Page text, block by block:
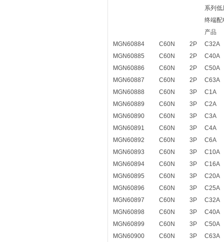
系列低
终端配
产品
MGN60884
C60N 2P
C32A
MGN60885
C60N 2P
C40A
MGN60886
C60N 2P
C50A
MGN60887
C60N 2P
C63A
MGN60888
C60N 3P
C1A
MGN60889
C60N 3P
C2A
MGN60890
C60N 3P
C3A
MGN60891
C60N 3P
C4A
MGN60892
C60N 3P
C6A
MGN60893
C60N 3P
C10A
MGN60894
C60N 3P
C16A
MGN60895
C60N 3P
C20A
MGN60896
C60N 3P
C25A
MGN60897
C60N 3P
C32A
MGN60898
C60N 3P
C40A
MGN60899
C60N 3P
C50A
MGN60900
C60N 3P C63A